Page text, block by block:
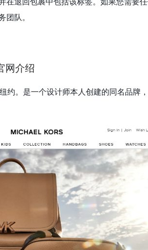
队。
网介绍
约。是一个设计师本人创建的同名品牌